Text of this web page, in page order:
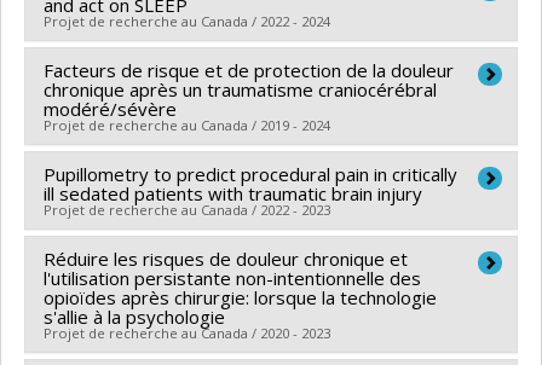
Programmes de subvention :
de la Société canadienne du cancer
Programmes de subvention :PVX12154-Subvention
de fonctionnement
Co-chercheurs : Caroline Arbour
Sources de financement :LLS Canada/Leukemia and
Lymphoma Society of Canada (The)
Programmes de subvention :
de fonctionnement
Projet de recherche au Canada / 2022 - 2024
Chercheur principal : Karine Bilodeau
Co-chercheurs : Caroline Arbour,David Ogez ,Josée
Savard,Samantha Mayo
Sources de financement :
LLS Canada/Leukemia and
Lymphoma Society of Canada (The)
Programmes de subvention :
Facteurs de risque et de protection de la douleur
chronique après un traumatisme craniocérébral
modéré/sévère
Projet de recherche au Canada / 2019 - 2024
Chercheur principal : Caroline Arbour
Sources de financement :FRQS/Fonds de recherche
du Québec - Santé (FRSQ)
Programmes de subvention :PVXXXXXX-Bourse de
chercheur-boursier : Junior 1
Pupillometry to predict procedural pain in critically
ill sedated patients with traumatic brain injury
Projet de recherche au Canada / 2022 - 2023
Chercheur principal : Caroline Arbour
Sources de financement :FRQS/Fonds de recherche
du Québec - Santé (FRSQ)
Programmes de subvention :
Réduire les risques de douleur chronique et
l'utilisation persistante non-intentionnelle des
opioïdes après chirurgie: lorsque la technologie
s'allie à la psychologie
Projet de recherche au Canada / 2020 - 2023